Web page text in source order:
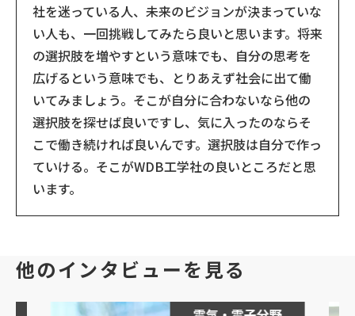
社を迷っている人、未来のビジョンが決まっていな
い人も、一回挑戦してみたら良いと思います。将来
の選択肢を増やすという意味でも、自分の思考を
広げるという意味でも、とりあえず社会に出て働
いてみましょう。そこが自分に合わないなら他の
選択肢を探せば良いですし、気に入ったのならそ
こで働き続ければ良いんです。選択肢は自分で作っ
ていける。そこがWDB工学社の良いところだと思
います。
他のインタビューを見る